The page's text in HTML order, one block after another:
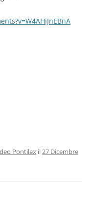
Pontilex il27 Dicembre